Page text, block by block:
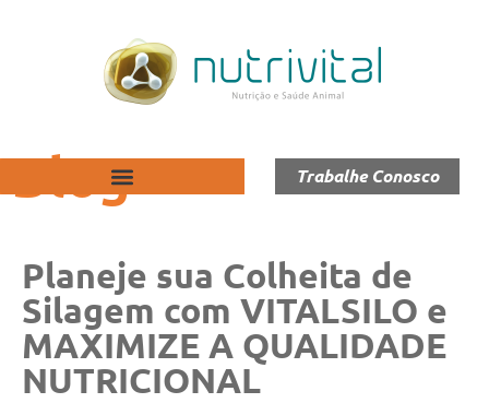
Trabalhe Conosco
Blog
Planeje sua Colheita de
Silagem com VITALSILO e
MAXIMIZE A QUALIDADE
NUTRICIONAL